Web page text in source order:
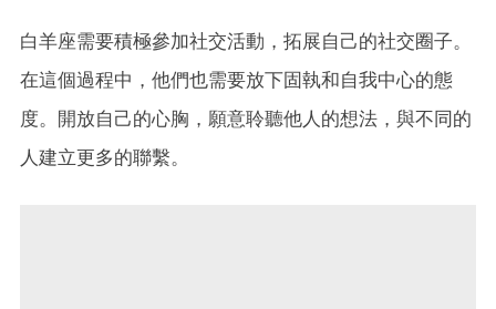
白羊座需要積極參加社交活動，拓展自己的社交圈子。
在這個過程中，他們也需要放下固執和自我中心的態
度。開放自己的心胸，願意聆聽他人的想法，與不同的
人建立更多的聯繫。